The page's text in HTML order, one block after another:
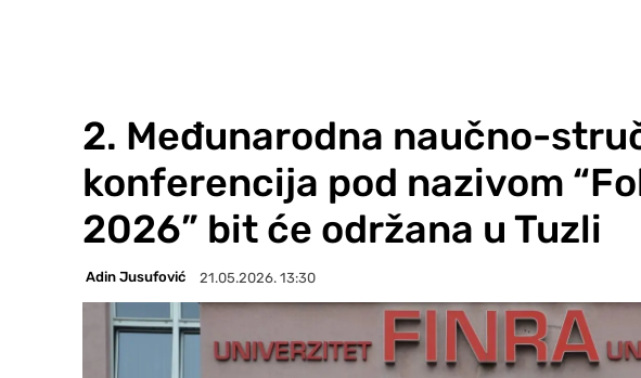
2. Međunarodna naučno-
konferencija pod nazivom
2026” bit će održana u Tuzli
Adin Jusufović 21.05.2026. 13:30